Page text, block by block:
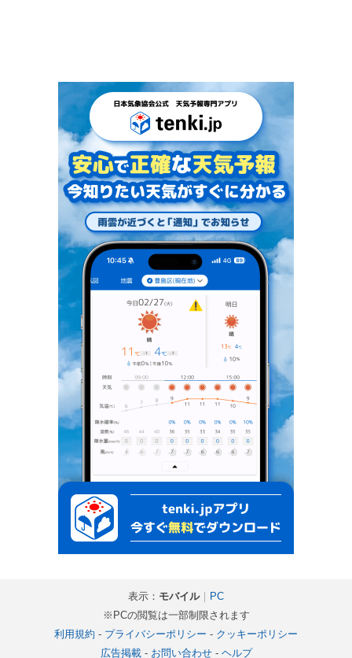
表示： モバイル｜
PC
※PCの閲覧は一部制限されます
利用規約 - プライバシーポリシー - クッキーポリシー
広告掲載- お問い合わせ- ヘルプ